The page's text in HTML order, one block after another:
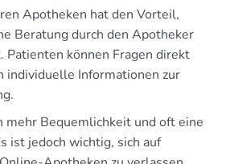
Apotheken hat den Vorteil,
Beratung durch den Apotheker
Patienten können Fragen direkt
individuelle Informationen zur
mehr Bequemlichkeit und oft eine
ist jedoch wichtig, sich auf